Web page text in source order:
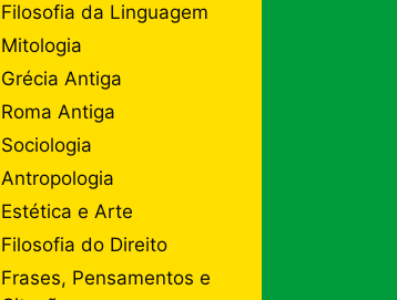
Filosofia da Linguagem
Mitologia
Grécia Antiga
Roma Antiga
Sociologia
Antropologia
Estética e Arte
Filosofia do Direito
Frases, Pensamentos e